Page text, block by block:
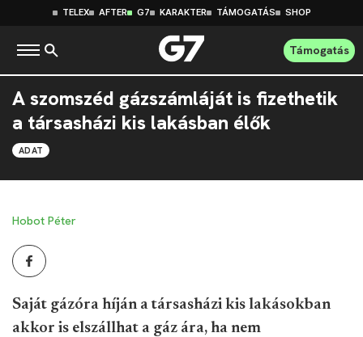
TELEX AFTER G7 KARAKTER TÁMOGATÁS SHOP
Támogatás
A szomszéd gázszámláját is fizethetik
a társasházi kis lakásban élők
ADAT
Hobot Péter
Saját gázóra híján a társasházi kis lakásokban
akkor is elszállhat a gáz ára, ha nem